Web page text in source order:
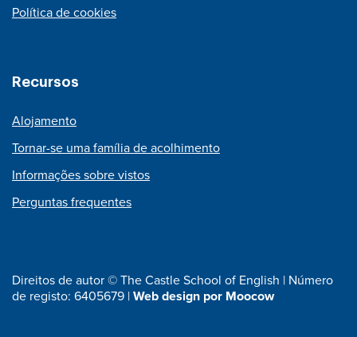
Política de cookies
Recursos
Alojamento
Tornar-se uma família de acolhimento
Informações sobre vistos
Perguntas frequentes
Direitos de autor © The Castle School of English | Número
de registo: 6405679 |Web design por Moocow